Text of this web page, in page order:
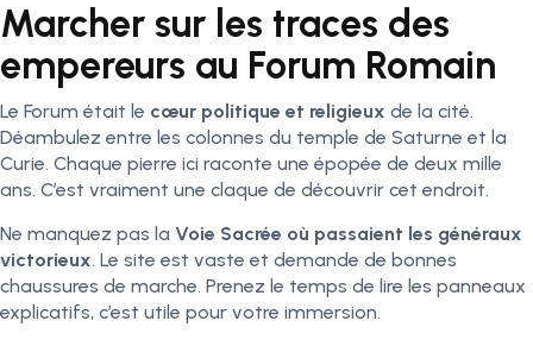
Marcher sur les traces des
empereurs au Forum Romain
Le Forum était le cœur politique et religieux de la cité.
Déambulez entre les colonnes du temple de Saturne et la
Curie. Chaque pierre ici raconte une épopée de deux mille
ans. C’est vraiment une claque de découvrir cet endroit.
Ne manquez pas la Voie Sacrée où passaient les généraux
victorieux. Le site est vaste et demande de bonnes
chaussures de marche. Prenez le temps de lire les panneaux
explicatifs, c’est utile pour votre immersion.